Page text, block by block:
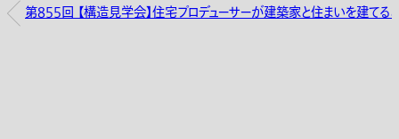
第855回 【構造見学会】住宅プロデューサーが建築家と住まいを建てる